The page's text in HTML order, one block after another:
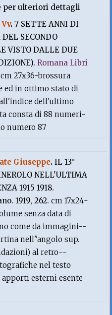
per ulteriori dettagli
.7 SETTE ANNI DI
SECONDO
VISTO DALLE DUE
Romana Libri
cm 27x36-brossura
in ottimo stato di
dell'ultimo
consta di 88 numeri-
numero 87
Giuseppe.IL 13°
NELL'ULTIMA
1915 1918.
1919, 262.cm 17x24-
senza data di
come da immagini--
nell''angolo sup.
al retro--
nel testo
esterni esente